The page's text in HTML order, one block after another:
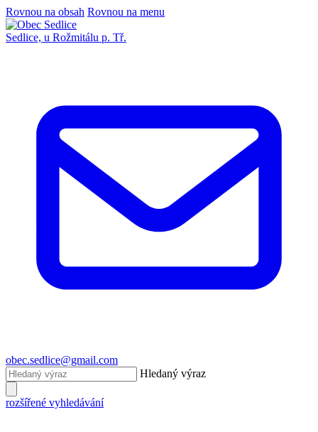
Rovnou na obsah Rovnou na menu
Sedlice, u Rožmitálu p. Tř.
obec.sedlice@gmail.com
Hledaný výraz
rozšířené vyhledávání